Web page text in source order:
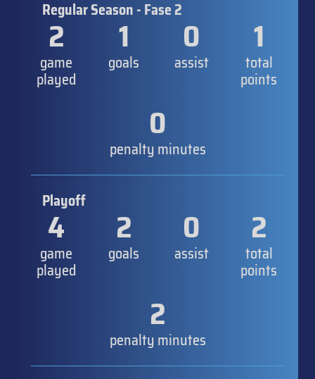
Regular Season - Fase 2
2
game
played
1
goals
0
assist
1
total
points
0
penalty minutes
Playoff
4
game
played
2
goals
0
assist
2
total
points
2
penalty minutes